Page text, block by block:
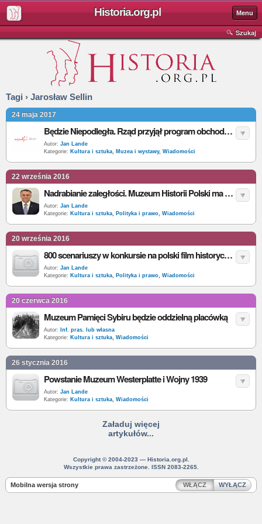
Historia.org.pl Menu
Szukaj
Tagi › Jarosław Sellin
24 maja 2017
Będzie Niepodległa. Rząd przyjął program obchodów na 100-lecie polskiej niepodległości
Autor: Jan Lande
Kategorie: Kultura i sztuka, Muzea i wystawy, Wiadomości
22 września 2016
Nadrabianie zaległości. Muzeum Historii Polski ma być gotowe w 2018 r.
Autor: Jan Lande
Kategorie: Kultura i sztuka, Polityka i prawo, Wiadomości
20 września 2016
800 scenariuszy w konkursie na polski film historyczny
Autor: Jan Lande
Kategorie: Kultura i sztuka, Polityka i prawo, Wiadomości
20 czerwca 2016
Muzeum Pamięci Sybiru będzie oddzielną placówką
Autor:
Inf. pras. lub własna
Kategorie: Kultura i sztuka, Wiadomości
26 stycznia 2016
Powstanie Muzeum Westerplatte i Wojny 1939
Autor: Jan Lande
Kategorie: Kultura i sztuka, Wiadomości
Załaduj więcej
artykułów...
Copyright © 2004-2023 — Historia.org.pl.
Wszystkie prawa zastrzeżone. ISSN 2083-2265.
Mobilna wersja strony WŁĄCZ WYŁĄCZ